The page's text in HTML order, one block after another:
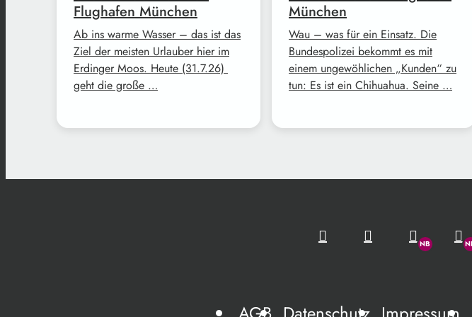
Flughafen München
Ab ins warme Wasser – das ist das
Ziel der meisten Urlauber hier im
Erdinger Moos. Heute (31.7.26)
geht die große …
München
Wau – was für ein Einsatz. Die
Bundespolizei bekommt es mit
einem ungewöhlichen „Kunden“ zu
tun: Es ist ein Chihuahua. Seine …